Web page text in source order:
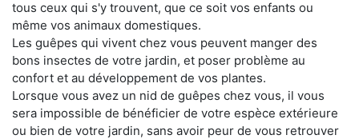
tous ceux qui s'y trouvent, que ce soit vos enfants ou
même vos animaux domestiques.
Les guêpes qui vivent chez vous peuvent manger des
bons insectes de votre jardin, et poser problème au
confort et au développement de vos plantes.
Lorsque vous avez un nid de guêpes chez vous, il vous
sera impossible de bénéficier de votre espèce extérieure
ou bien de votre jardin, sans avoir peur de vous retrouver